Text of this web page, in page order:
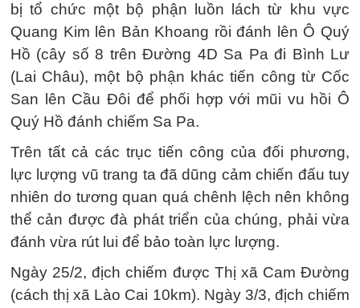
bị tổ chức một bộ phận luồn lách từ khu vực
Quang Kim lên Bản Khoang rồi đánh lên Ô Quý
Hồ (cây số 8 trên Đường 4D Sa Pa đi Bình Lư
(Lai Châu), một bộ phận khác tiến công từ Cốc
San lên Cầu Đôi để phối hợp với mũi vu hồi Ô
Quý Hồ đánh chiếm Sa Pa.
Trên tất cả các trục tiến công của đối phương,
lực lượng vũ trang ta đã dũng cảm chiến đấu tuy
nhiên do tương quan quá chênh lệch nên không
thể cản được đà phát triển của chúng, phải vừa
đánh vừa rút lui để bảo toàn lực lượng.
Ngày 25/2, địch chiếm được Thị xã Cam Đường
(cách thị xã Lào Cai 10km). Ngày 3/3, địch chiếm